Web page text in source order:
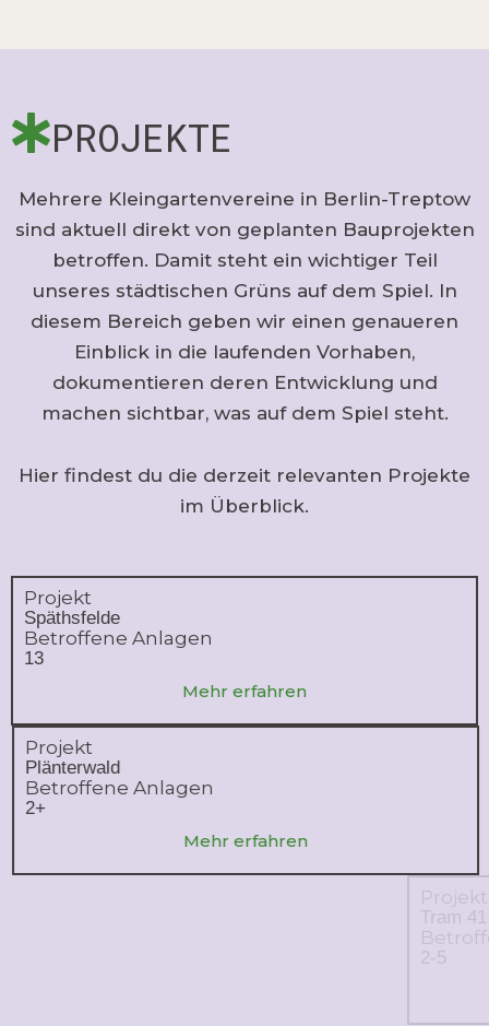
PROJEKTE
Mehrere Kleingartenvereine in Berlin-Treptow
sind aktuell direkt von geplanten Bauprojekten
betroffen. Damit steht ein wichtiger Teil
unseres städtischen Grüns auf dem Spiel. In
diesem Bereich geben wir einen genaueren
Einblick in die laufenden Vorhaben,
dokumentieren deren Entwicklung und
machen sichtbar, was auf dem Spiel steht.
Hier findest du die derzeit relevanten Projekte
im Überblick.
Projekt
Späthsfelde
Betroffene Anlagen
13
Mehr erfahren
Projekt
Plänterwald
Betroffene Anlagen
2+
Mehr erfahren